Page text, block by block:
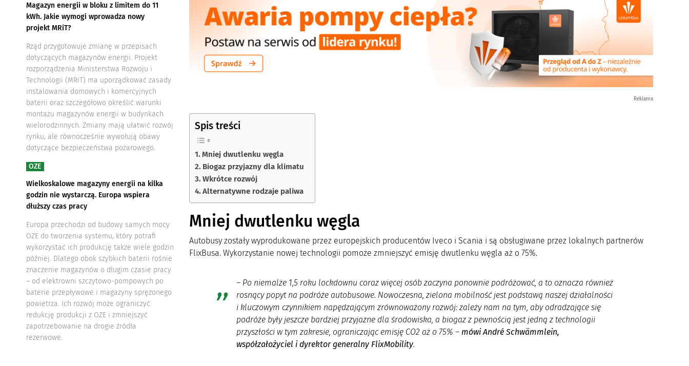
Magazyn energii w bloku z limitem do 11
kWh. Jakie wymogi wprowadza nowy
projekt MRiT?
Rząd przygotowuje zmianę w przepisach
dotyczących magazynów energii. Projekt
rozporządzenia Ministerstwa Rozwoju i
Technologii (MRiT) ma uporządkować zasady
instalowania domowych i komercyjnych
baterii oraz szczegółowo określić warunki
montażu magazynów energii w budynkach
wielorodzinnych. Zmiany mają ułatwić rozwój
rynku, ale równocześnie wywołują obawy
dotyczące bezpieczeństwa pożarowego.
OZE
Wielkoskalowe magazyny energii na kilka
godzin nie wystarczą. Europa wspiera
dłuższy czas pracy
Europa przechodzi od budowy samych mocy
OZE do tworzenia systemu, który potrafi
wykorzystać ich produkcję także wiele godzin
później. Dlatego obok szybkich baterii rośnie
znaczenie magazynów o długim czasie pracy
– od elektrowni szczytowo-pompowych po
baterie przepływowe i magazyny sprężonego
powietrza. Ich rozwój może ograniczyć
redukcję produkcji z OZE i zmniejszyć
zapotrzebowanie na drogie źródła
rezerwowe.
Reklama
Spis treści
Mniej dwutlenku węgla
Biogaz przyjazny dla klimatu
Wkrótce rozwój
Alternatywne rodzaje paliwa
Mniej dwutlenku węgla
Autobusy zostały wyprodukowane przez europejskich producentów Iveco i Scania i są obsługiwane przez lokalnych partnerów
FlixBusa. Wykorzystanie nowej technologii pomoże zmniejszyć emisję dwutlenku węgla aż o 75%.
– Po niemalże 1,5 roku lockdownu coraz więcej osób zaczyna ponownie podróżować, a to oznacza również
rosnący popyt na podróże autobusowe. Nowoczesna, zielona mobilność jest podstawą naszej działalności
i kluczowym czynnikiem napędzającym zrównoważony rozwój: zależy nam na tym, aby odradzające się
podróże były jeszcze bardziej przyjazne dla środowiska, a biogaz z pewnością jest jedną z technologii
przyszłości w tym zakresie, ograniczając emisję CO2 aż o 75% – mówi André Schwämmlein,
współzałożyciel i dyrektor generalny FlixMobility.